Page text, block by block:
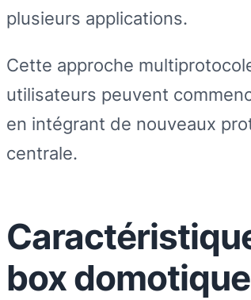
plusieurs applications.
Cette approche
utilisateurs peuvent
en intégrant de nouveaux
centrale.
box domotique